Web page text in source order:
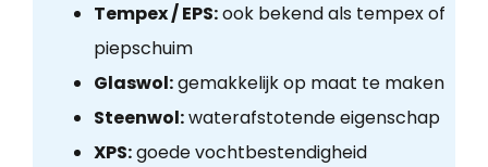
Tempex / EPS:ook bekend als tempex of
piepschuim
Glaswol:gemakkelijk op maat te maken
Steenwol:waterafstotende eigenschap
XPS:goede vochtbestendigheid